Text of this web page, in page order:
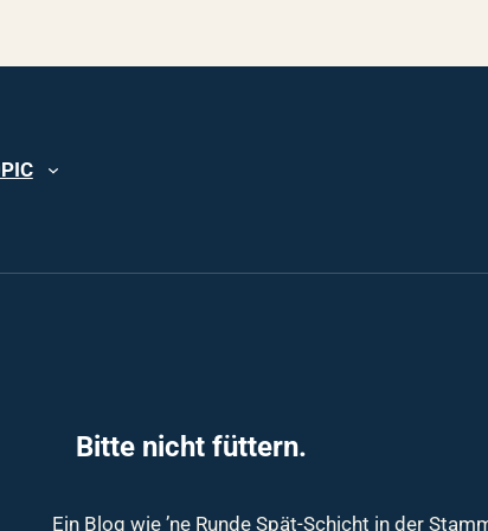
Bitte nicht füttern.
Ein Blog wie ’ne Runde Spät-Schicht in der